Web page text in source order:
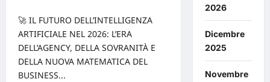
🚀 IL FUTURO DELL’INTELLIGENZA
ARTIFICIALE NEL 2026: L’ERA
DELL’AGENCY, DELLA SOVRANITÀ E
DELLA NUOVA MATEMATICA DEL
BUSINESS...
2026
Dicembre
2025
Novembre